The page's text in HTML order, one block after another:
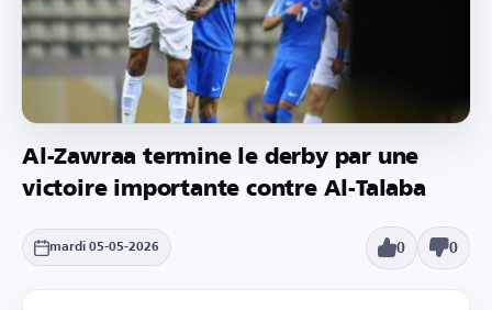
Al-Zawraa termine le derby par une
victoire importante contre Al-Talaba
mardi 05-05-2026 0 0